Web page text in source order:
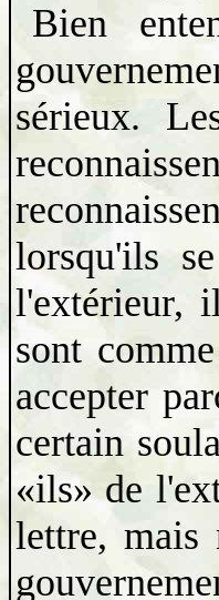
Bien
sérieux.
lorsqu'ils
l'extérieur,
sont
accepter
certain
«ils» de
lettre,